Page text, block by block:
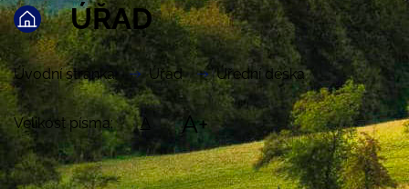
ÚŘAD
Úvodní stránka Úřad Úřední deska
Velikost písma: A A+